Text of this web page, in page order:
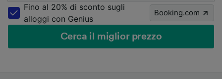
Fino al 20% di sconto sugli
alloggi con Genius
Booking.com
Cerca il miglior prezzo